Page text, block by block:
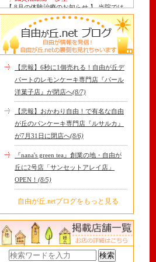
【 8月の体験治療のお知らせ 】 当院では
毎月第1月曜日を体験dayとし、当院の施
術をお得に体験し..
Le Monde Gourmand
今年も南アルプス @sachiblueberryfarm か
ら美味しいブルーベリーが😋
https://www.instagram.com/sachi..
tomoru
土曜日限定ランチセット(12:00〜15:00)は
じまりました！※数量限定その日のおす
cheese & booze ost
【 平日限定ランチメニュー 】 ワンプレー
トランチ登場！！パスタやリゾットにも
色々付くようにな..
京都九条ねぎ焼き専門店 ねぎ家 -時代
家 旬-
【ランチ限定】鉄板炙りホルモン丼🔥本
顧問契約 】 冷え性改善協会は、小規模の
エステサロン、リ..
【悲報】6秒に1個売れる！自由が丘デ
パートのレモンケーキ専門店『パール
洋菓子店』が閉店へ(8/7)
【悲報】おかわり自由！で有名な自由
が丘のパンケーキ専門店『ルサルカ』
が7月31日に閉店へ(8/6)
『nana's green tea』創業の地・自由が
丘に2号店「サンセットアレイ店」
OPEN！ (8/5)
自由が丘.netブログをもっと見る